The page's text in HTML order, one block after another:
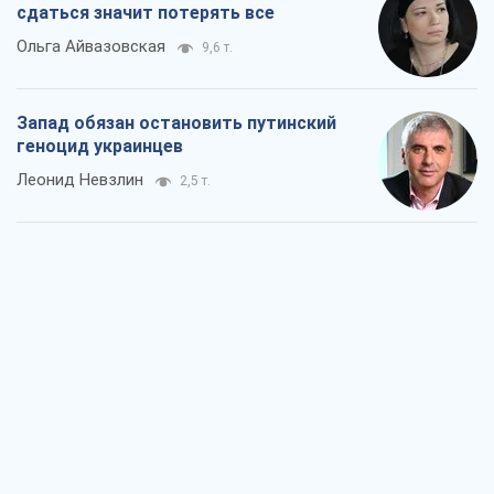
сдаться значит потерять все
Ольга Айвазовская 9,6 т.
Запад обязан остановить путинский
геноцид украинцев
Леонид Невзлин 2,5 т.